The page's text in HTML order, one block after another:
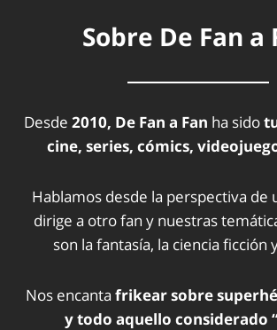
Sobre De Fan a
Desde 2010, De Fan a Fan ha sido
cine, series, cómics,
Hablamos desde la perspectiva de
dirige a otro fan y nuestras
son la fantasía, la ciencia ficción
Nos encanta frikear sobre
y todo aquello considerado